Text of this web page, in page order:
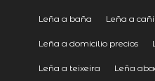
Leña a baña Leña a
Leña a domicilio precios
Leña a teixeira Leña